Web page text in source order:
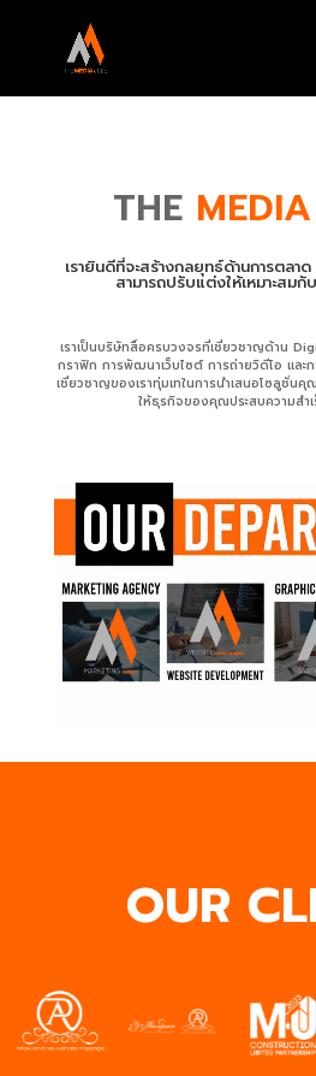
THEMEDIA
เรายินดีที่จะสร้างกลยุทธ์ด้านการต
สามารถปรับแต่งให้เหมาะส
เราเป็นบริษัทสื่อครบวงจรที่เชี่ยวชาญด้าน
กราฟิก การพัฒนาเว็บไซต์ การถ่ายวิดีโอ และ
เชี่ยวชาญของเราทุ่มเทในการนำเสนอโซลูชั่น
ให้ธุรกิจของคุณประสบความสำ
OUR